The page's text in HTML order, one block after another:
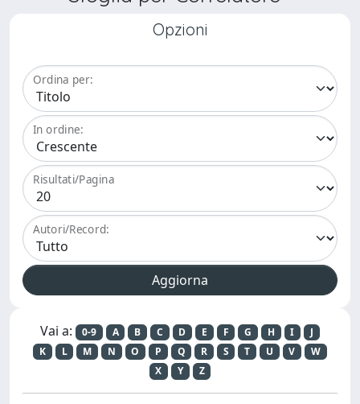
Opzioni
Ordina per:
In ordine:
Risultati/Pagina
Autori/Record:
Vai a: 0-9 A B C D E F G H I
J
K
L M N O P Q R S T U V
W
X
Y Z